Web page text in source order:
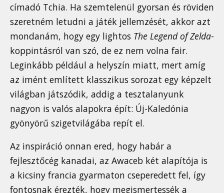
címadó Tchia. Ha szemtelenül gyorsan és röviden
szeretném letudni a játék jellemzését, akkor azt
mondanám, hogy egy lightos The Legend of Zelda-
koppintásról van szó, de ez nem volna fair.
Leginkább például a helyszín miatt, mert amíg
az imént említett klasszikus sorozat egy képzelt
világban játszódik, addig a tesztalanyunk
nagyon is valós alapokra épít: Új-Kaledónia
gyönyörű szigetvilágába repít el.
Az inspiráció onnan ered, hogy habár a
fejlesztőcég kanadai, az Awaceb két alapítója is
a kicsiny francia gyarmaton cseperedett fel, így
fontosnak érezték, hogy megismertessék a